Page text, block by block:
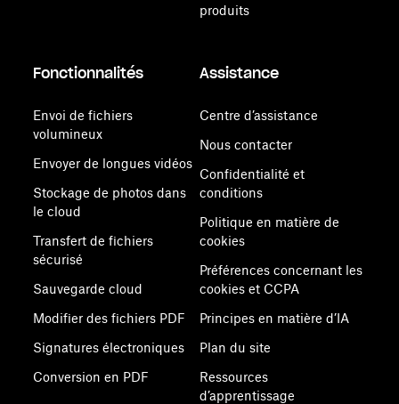
produits
Fonctionnalités
Envoi de fichiers
volumineux
Envoyer de longues vidéos
Stockage de photos dans
le cloud
Transfert de fichiers
sécurisé
Sauvegarde cloud
Modifier des fichiers PDF
Signatures électroniques
Conversion en PDF
Assistance
Centre d’assistance
Nous contacter
Confidentialité et
conditions
Politique en matière de
cookies
Préférences concernant les
cookies et CCPA
Principes en matière d’IA
Plan du site
Ressources
d’apprentissage